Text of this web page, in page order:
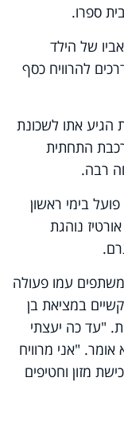
ספרו.
של הילד
להרוויח כסף
הגיע אתו לשכונת
התחתית
רבה.
בימי ראשון
של אורטיז נוהגת
משתפים עמו פעולה
במציאת בן
"עד כה יעצתי
"אני מרוויח
מזון וחטיפים